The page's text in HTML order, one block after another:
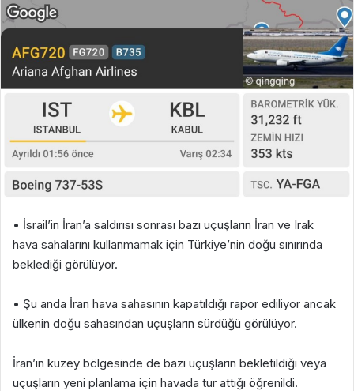
• İsrail’in İran’a saldırısı sonrası bazı uçuşların İran ve Irak
hava sahalarını kullanmamak için Türkiye’nin doğu sınırında
beklediği görülüyor.
• Şu anda İran hava sahasının kapatıldığı rapor ediliyor ancak
ülkenin doğu sahasından uçuşların sürdüğü görülüyor.
İran’ın kuzey bölgesinde de bazı uçuşların bekletildiği veya
uçuşların yeni planlama için havada tur attığı öğrenildi.